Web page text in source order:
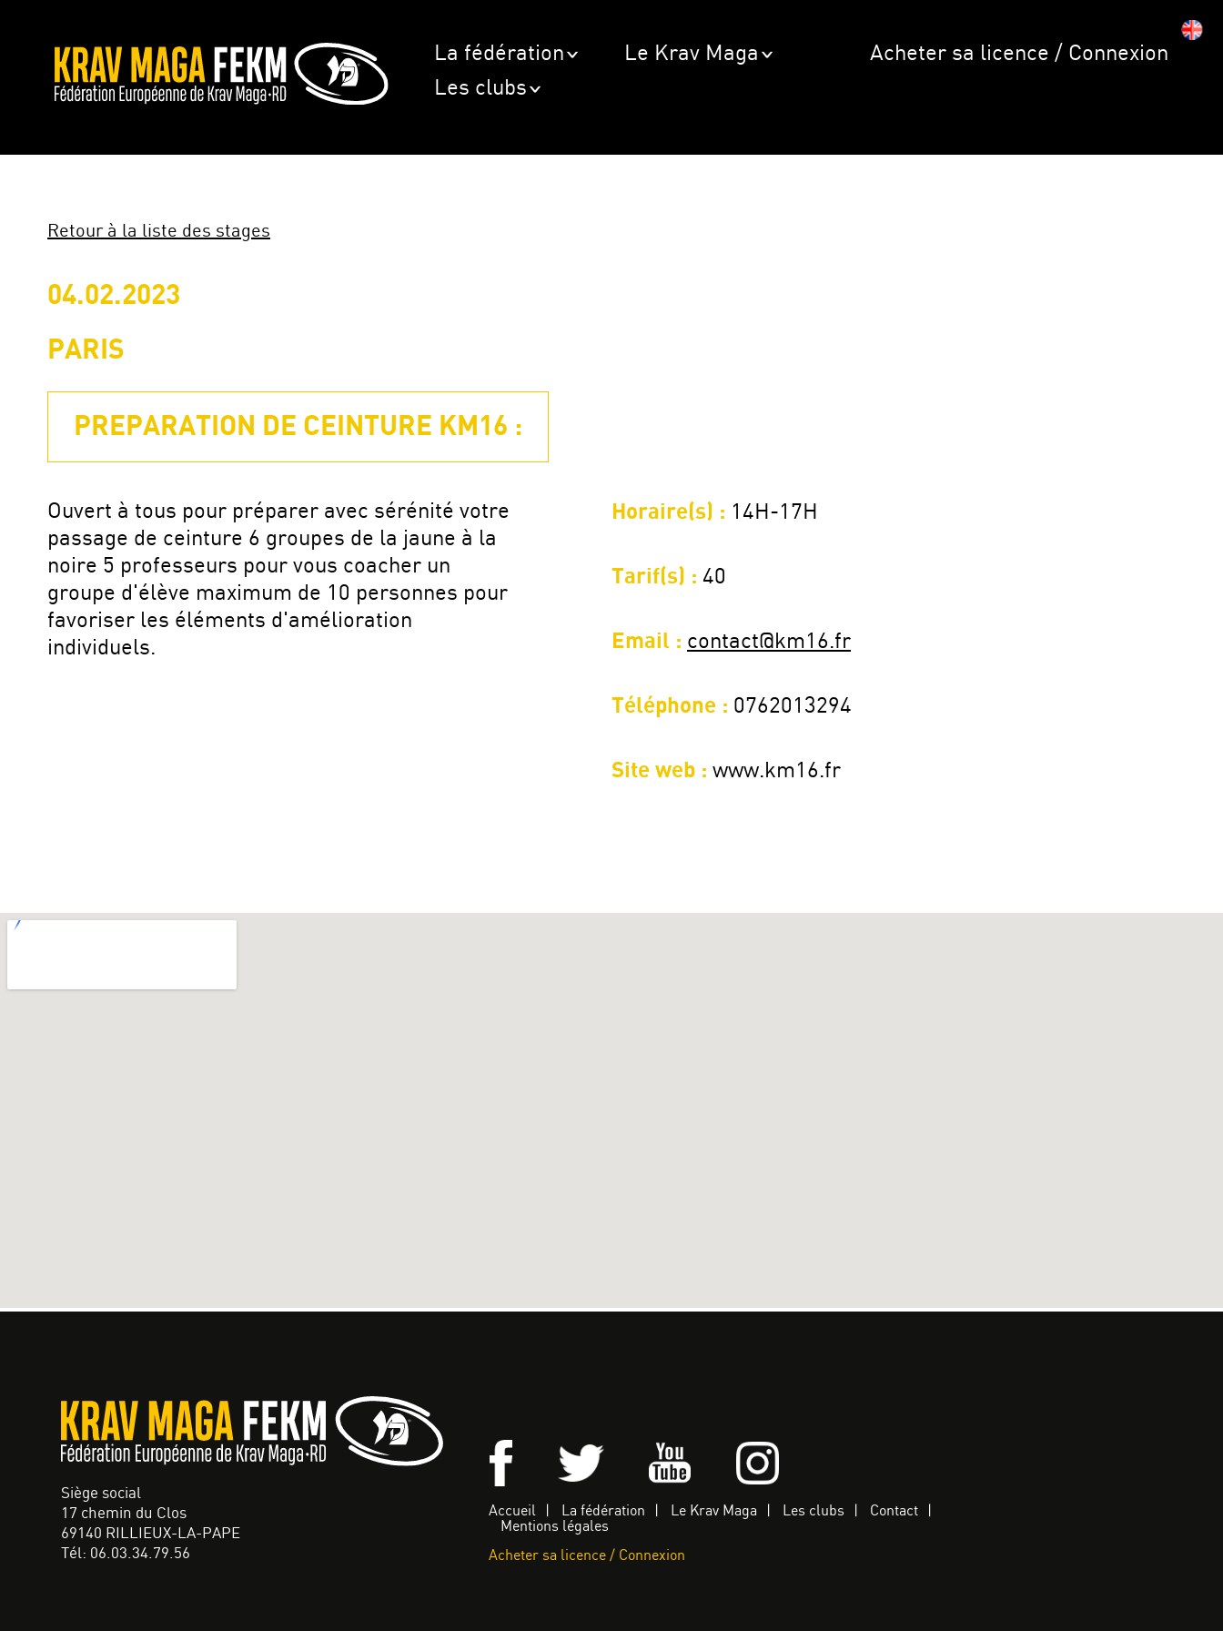
La fédération
Le Krav Maga
Les clubs
Acheter sa licence / Connexion
Retour à la liste des stages
04.02.2023
PARIS
PREPARATION DE CEINTURE KM16 :
Ouvert à tous pour préparer avec sérénité votre
passage de ceinture 6 groupes de la jaune à la
noire 5 professeurs pour vous coacher un
groupe d'élève maximum de 10 personnes pour
favoriser les éléments d'amélioration
individuels.
Horaire(s) : 14H-17H
Tarif(s) : 40
Email : contact@km16.fr
Téléphone : 0762013294
Site web : www.km16.fr
Siège social
17 chemin du Clos
69140 RILLIEUX-LA-PAPE
Tél: 06.03.34.79.56
Accueil La fédération Le Krav Maga Les clubs
Contact
Mentions légales
Acheter sa licence / Connexion